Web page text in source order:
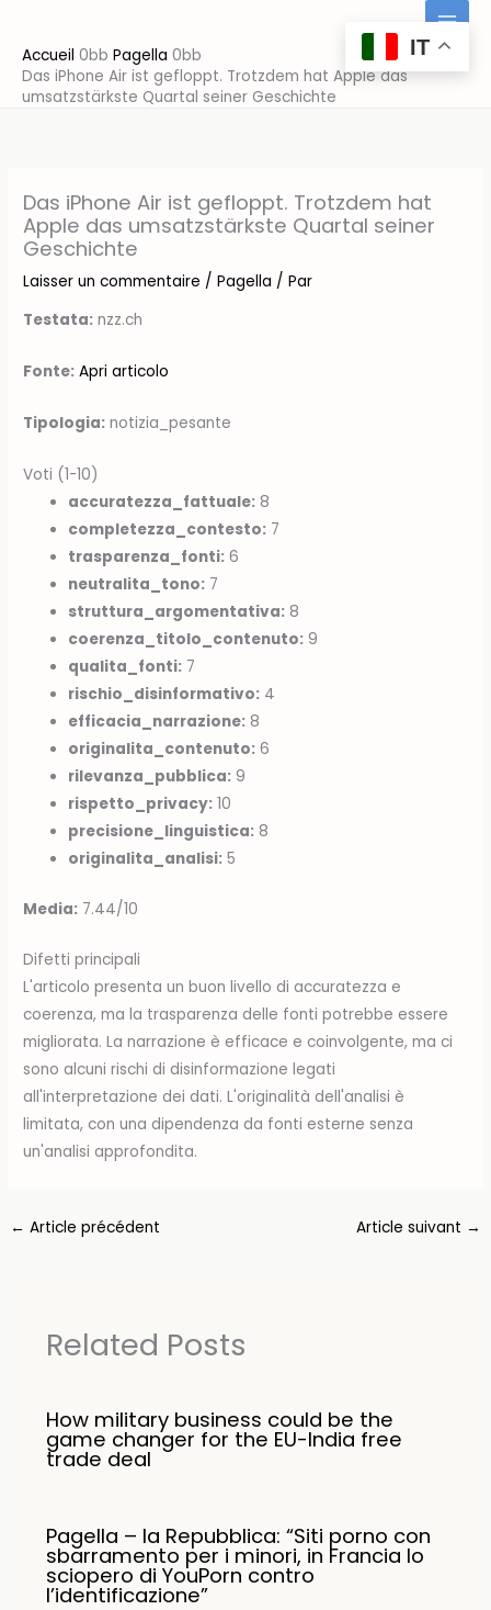
contenu
Accueil
Pagella
Das iPhone Air ist gefloppt. Trotzdem hat Apple das
umsatzstärkste Quartal seiner Geschichte
Das iPhone Air ist gefloppt. Trotzdem hat
Apple das umsatzstärkste Quartal seiner
Geschichte
Laisser un commentaire /Pagella / Par
Testata: nzz.ch
Fonte: Apri articolo
Tipologia: notizia_pesante
Voti (1-10)
accuratezza_fattuale: 8
completezza_contesto: 7
trasparenza_fonti: 6
neutralita_tono: 7
struttura_argomentativa: 8
coerenza_titolo_contenuto: 9
qualita_fonti: 7
rischio_disinformativo: 4
efficacia_narrazione: 8
originalita_contenuto: 6
rilevanza_pubblica: 9
rispetto_privacy: 10
precisione_linguistica: 8
originalita_analisi: 5
Media: 7.44/10
Difetti principali
L'articolo presenta un buon livello di accuratezza e
coerenza, ma la trasparenza delle fonti potrebbe essere
migliorata. La narrazione è efficace e coinvolgente, ma ci
sono alcuni rischi di disinformazione legati
all'interpretazione dei dati. L'originalità dell'analisi è
limitata, con una dipendenza da fonti esterne senza
un'analisi approfondita.
← Article précédent Article suivant →
Related Posts
How military business could be the
game changer for the EU-India free
trade deal
Pagella – la Repubblica: “Siti porno con
sbarramento per i minori, in Francia lo
sciopero di YouPorn contro
l’identificazione”
IT